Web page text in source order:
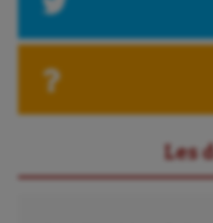
Les